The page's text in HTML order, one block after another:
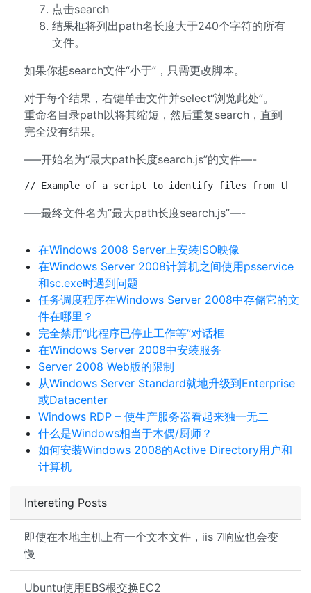
Intereting Posts
即使在本地主机上有一个文本文件，iis 7响应也会变
慢
Ubuntu使用EBS根交换EC2
点击search
结果框将列出path名长度大于240个字符的所有
文件。
如果你想search文件“小于”，只需更改脚本。
对于每个结果，右键单击文件并select“浏览此处”。
重命名目录path以将其缩短，然后重复search，直到
完全没有结果。
—–开始名为“最大path长度search.js”的文件—-
// Example of a script to identify files from the
—–最终文件名为“最大path长度search.js”—-
在Windows 2008 Server上安装ISO映像
在Windows Server 2008计算机之间使用psservice
和sc.exe时遇到问题
任务调度程序在Windows Server 2008中存储它的文
件在哪里？
完全禁用“此程序已停止工作等”对话框
在Windows Server 2008中安装服务
Server 2008 Web版的限制
从Windows Server Standard就地升级到Enterprise
或Datacenter
Windows RDP – 使生产服务器看起来独一无二
什么是Windows相当于木偶/厨师？
如何安装Windows 2008的Active Directory用户和
计算机